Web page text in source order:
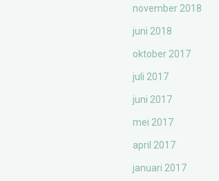
november 2018
juni 2018
oktober 2017
juli 2017
juni 2017
mei 2017
april 2017
januari 2017